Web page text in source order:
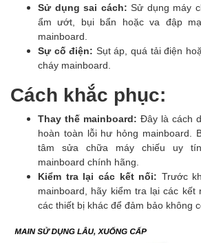
Sử dụng sai cách: Sử dụng máy
ẩm ướt, bụi bẩn hoặc va đập
mainboard.
Sự cố điện: Sụt áp, quá tải điện
cháy mainboard.
Cách khắc phục:
Thay thế mainboard: Đây là cách
hoàn toàn lỗi hư hỏng mainboard.
tâm sửa chữa máy chiếu uy
mainboard chính hãng.
Kiểm tra lại các kết nối: Trước
mainboard, hãy kiểm tra lại các kết
các thiết bị khác để đảm bảo không